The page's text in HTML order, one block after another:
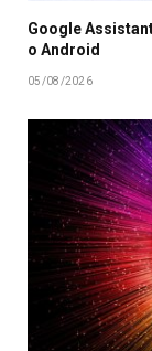
Google
o Android
05/08/2026